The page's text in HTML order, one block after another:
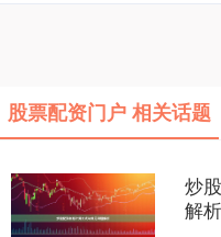
股票配资门户 相关话题
炒
解析